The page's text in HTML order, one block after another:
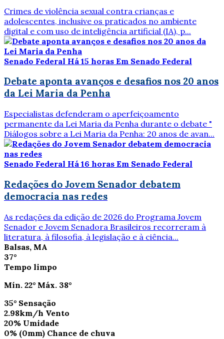
Crimes de violência sexual contra crianças e
adolescentes, inclusive os praticados no ambiente
digital e com uso de inteligência artificial (IA), p...
Senado Federal Há 15 horas Em Senado Federal
Debate aponta avanços e desafios nos 20 anos
da Lei Maria da Penha
Especialistas defenderam o aperfeiçoamento
permanente da Lei Maria da Penha durante o debate "
Diálogos sobre a Lei Maria da Penha: 20 anos de avan...
Senado Federal Há 16 horas Em Senado Federal
Redações do Jovem Senador debatem
democracia nas redes
As redações da edição de 2026 do Programa Jovem
Senador e Jovem Senadora Brasileiros recorreram à
literatura, à filosofia, à legislação e à ciência...
Balsas, MA
37°
Tempo limpo
Mín. 22° Máx. 38°
35° Sensação
2.98km/h Vento
20% Umidade
0% (0mm) Chance de chuva